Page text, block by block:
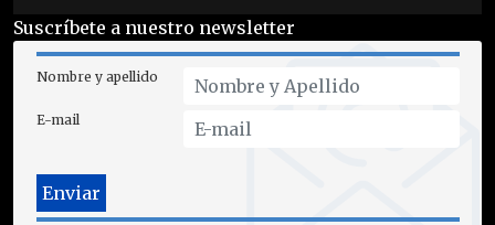
Suscríbete a nuestro newsletter
Nombre y apellido
E-mail